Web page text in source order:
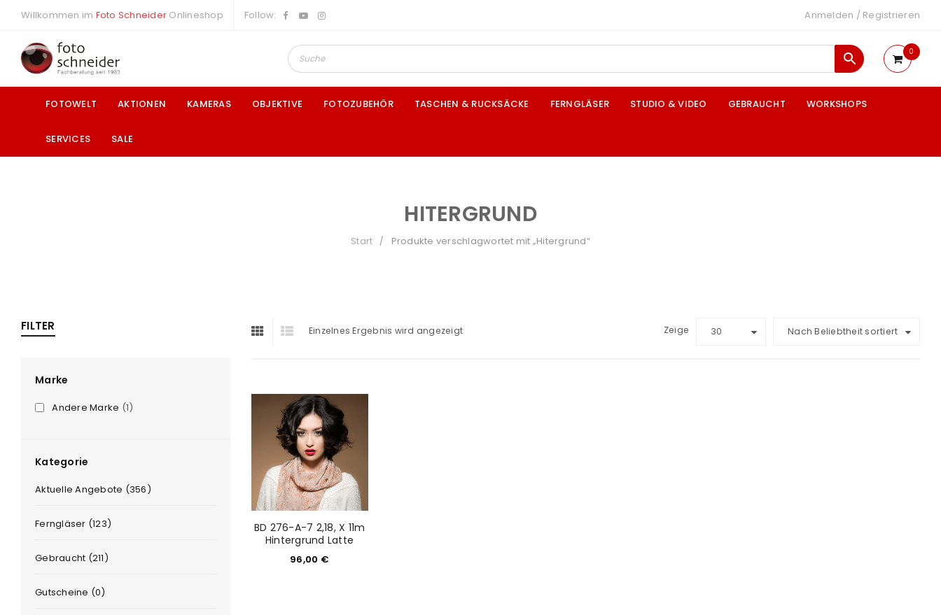
Willkommen im Foto Schneider Onlineshop Follow: Anmelden / Registrieren
0
FOTOWELT AKTIONEN KAMERAS OBJEKTIVE FOTOZUBEHÖR TASCHEN & RUCKSÄCKE FERNGLÄSER STUDIO & VIDEO GEBRAUCHT WORKSHOPS
SERVICES SALE
HITERGRUND
Start / Produkte verschlagwortet mit „Hitergrund“
FILTER
Marke
Andere Marke (1)
Kategorie
Aktuelle Angebote (356)
Ferngläser (123)
Gebraucht (211)
Gutscheine (0)
Einzelnes Ergebnis wird angezeigt Nach Beliebtheit sortiert
Zeige 30
BD 276-A-7 2,18, X 11m
Hintergrund Latte
96,00 €